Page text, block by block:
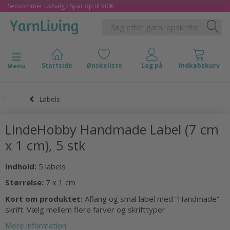
Sensommer Udsalg - Spar op til 50%
Skifte navigation
Menu
Labels
LindeHobby Handmade Label (7 cm
x 1 cm), 5 stk
Indhold: 5 labels
Størrelse: 7 x 1 cm
Kort om produktet: Aflang og smal label med “Handmade”-
skrift. Vælg mellem flere farver og skrifttyper
Mere information